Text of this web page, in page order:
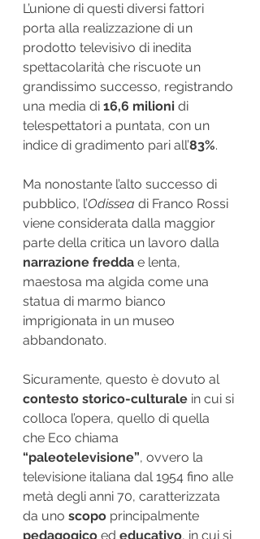
L’unione di questi diversi fattori
porta alla realizzazione di un
prodotto televisivo di inedita
spettacolarità che riscuote un
grandissimo successo, registrando
una media di 16,6 milioni di
telespettatori a puntata, con un
indice di gradimento pari all’83%.
Ma nonostante l’alto successo di
pubblico, l’Odissea di Franco Rossi
viene considerata dalla maggior
parte della critica un lavoro dalla
narrazione fredda e lenta,
maestosa ma algida come una
statua di marmo bianco
imprigionata in un museo
abbandonato.
Sicuramente, questo è dovuto al
contesto storico-culturale in cui si
colloca l’opera, quello di quella
che Eco chiama
“paleotelevisione”, ovvero la
televisione italiana dal 1954 fino alle
metà degli anni 70, caratterizzata
da uno scopo principalmente
pedagogico ed educativo, in cui si